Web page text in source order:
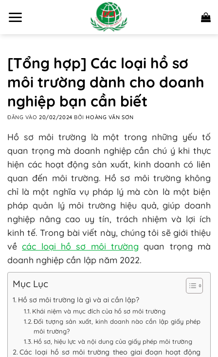
qua
[Tổng hợp] Các loại hồ sơ
môi trường dành cho doanh
nghiệp bạn cần biết
ĐĂNG VÀO20/02/2024 BỞI HOÀNG VĂN SƠN
Hồ sơ môi trường là một trong những yếu tố
quan trọng mà doanh nghiệp cần chú ý khi thực
hiện các hoạt động sản xuất, kinh doanh có liên
quan đến môi trường. Hồ sơ môi trường không
chỉ là một nghĩa vụ pháp lý mà còn là một biện
pháp quản lý môi trường hiệu quả, giúp doanh
nghiệp nâng cao uy tín, trách nhiệm và lợi ích
kinh tế. Trong bài viết này, chúng tôi sẽ giới thiệu
vềcác loại hồ sơ môi trường quan trọng mà
doanh nghiệp cần lập năm 2022.
Mục Lục
Hồ sơ môi trường là gì và ai cần lập?
Khái niệm và mục đích của hồ sơ môi trường
Đối tượng sản xuất, kinh doanh nào cần lập giấy phép
môi trường?
Hồ sơ, hiệu lực và nội dung của giấy phép môi trường
Các loại hồ sơ môi trường theo giai đoạn hoạt động